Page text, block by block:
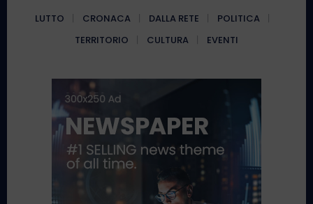
LUTTO CRONACA DALLA RETE
POLITICA
TERRITORIO
CULTURA EVENTI